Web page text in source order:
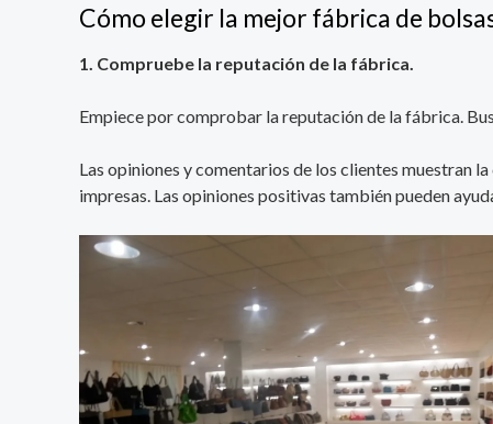
Cómo elegir la mejor fábrica de
1. Compruebe la reputación de la fábrica.
Empiece por comprobar la reputación de la fábrica.
Las opiniones y comentarios de los clientes muestran
impresas. Las opiniones positivas también pueden